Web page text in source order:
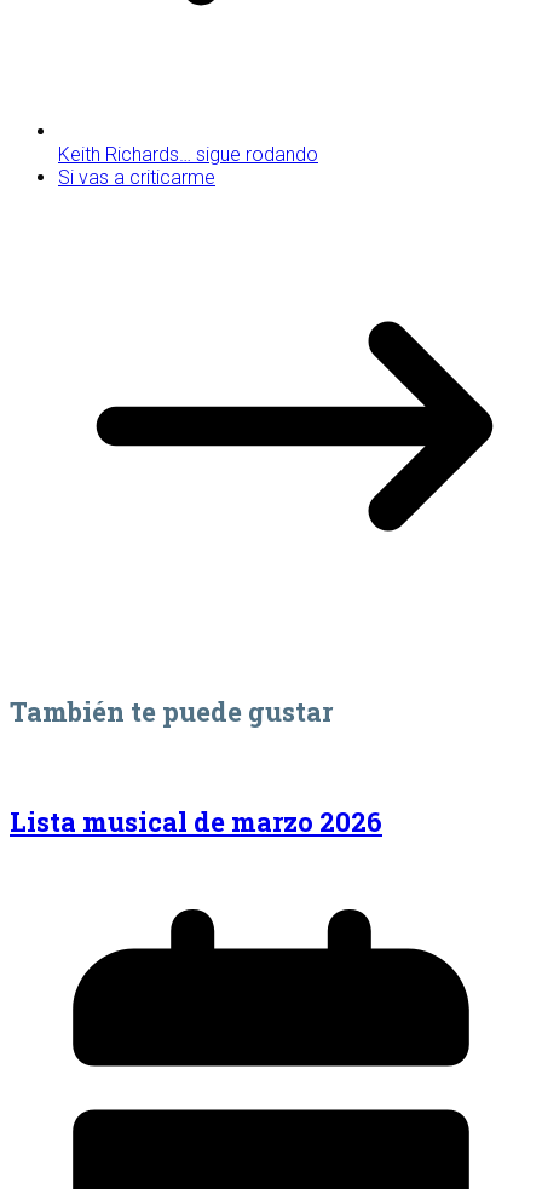
Keith Richards… sigue rodando
Si vas a criticarme
También te puede gustar
Lista musical de marzo 2026